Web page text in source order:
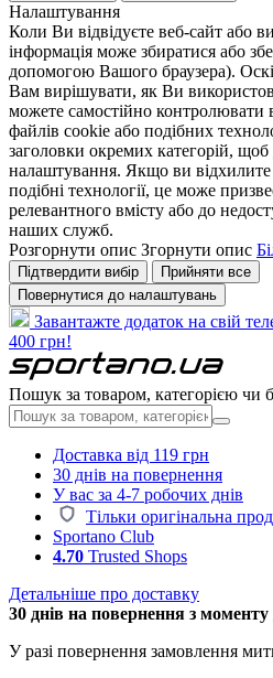
Налаштування
Коли Ви відвідуєте веб-сайт або
інформація може збиратися або
допомогою Вашого браузера).
Вам вирішувати, як Ви
можете самостійно контролювати
файлів cookie або подібних
заголовки окремих категорій, щоб
налаштування. Якщо ви
подібні технології, це може
релевантного вмісту або до
наших служб.
Розгорнути опис Згорнути опис
Підтвердити вибір
Прийняти все
Повернутися до налаштувань
Завантажте додаток на свій
400 грн!
Пошук за товаром, категорією чи
Доставка від 119 грн
30 днів на повернення
У вас за 4-7 робочих днів
Тільки оригінальна
Sportano Club
4.70 Trusted Shops
Детальніше про доставку
30 днів на повернення з моменту
У разі повернення замовлення